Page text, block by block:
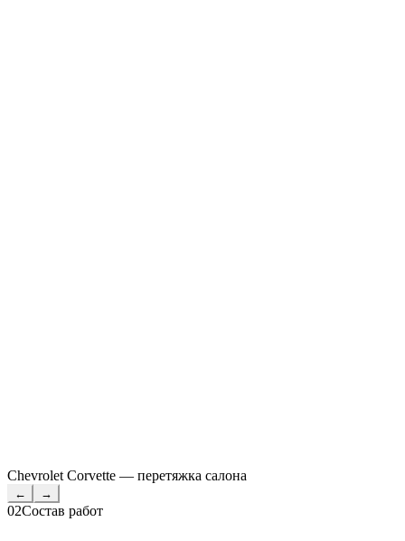
Chevrolet Corvette — перетяжка салона
← →
02Состав работ